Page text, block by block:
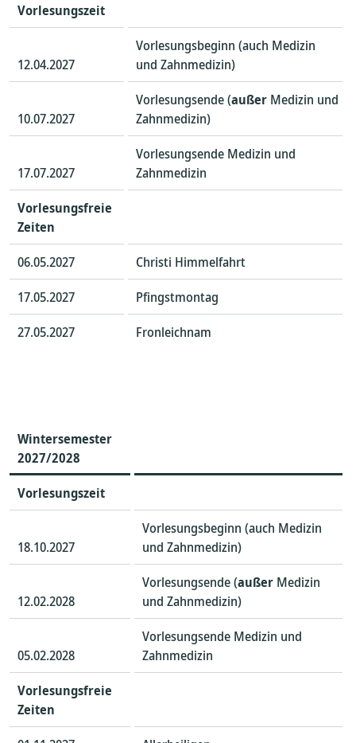
Vorlesungszeit
12.04.2027
Vorlesungsbeginn (auch Medizin
und Zahnmedizin)
10.07.2027
Vorlesungsende (außer Medizin und
Zahnmedizin)
17.07.2027
Vorlesungsende Medizin und
Zahnmedizin
Vorlesungsfreie
Zeiten
06.05.2027
Christi Himmelfahrt
17.05.2027
Pfingstmontag
27.05.2027
Fronleichnam
Wintersemester
2027/2028
Vorlesungszeit
18.10.2027
Vorlesungsbeginn (auch Medizin
und Zahnmedizin)
12.02.2028
Vorlesungsende (außer Medizin
und Zahnmedizin)
05.02.2028
Vorlesungsende Medizin und
Zahnmedizin
Vorlesungsfreie
Zeiten